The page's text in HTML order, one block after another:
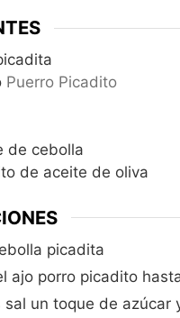
Puerro Picadito
de cebolla
de aceite de oliva
picadita
ajo porro picadito
sal un toque de